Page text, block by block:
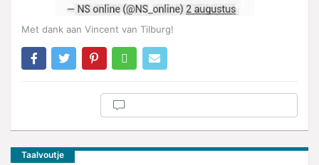
Met dank aan Vincent van Tilburg!
Taalvoutje